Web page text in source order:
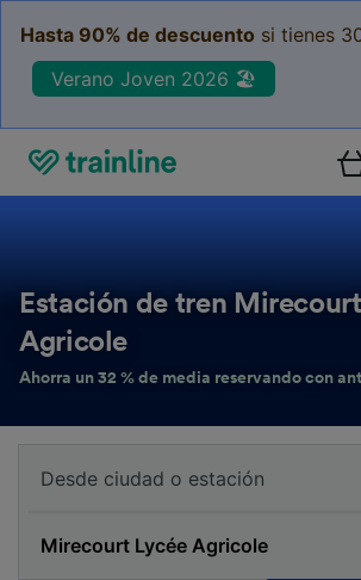
Hasta 90% de descuento si tienes
Verano Joven 2026 🏖️
Estación de tren
Agricole
Ahorra un 32 % de media reservando con